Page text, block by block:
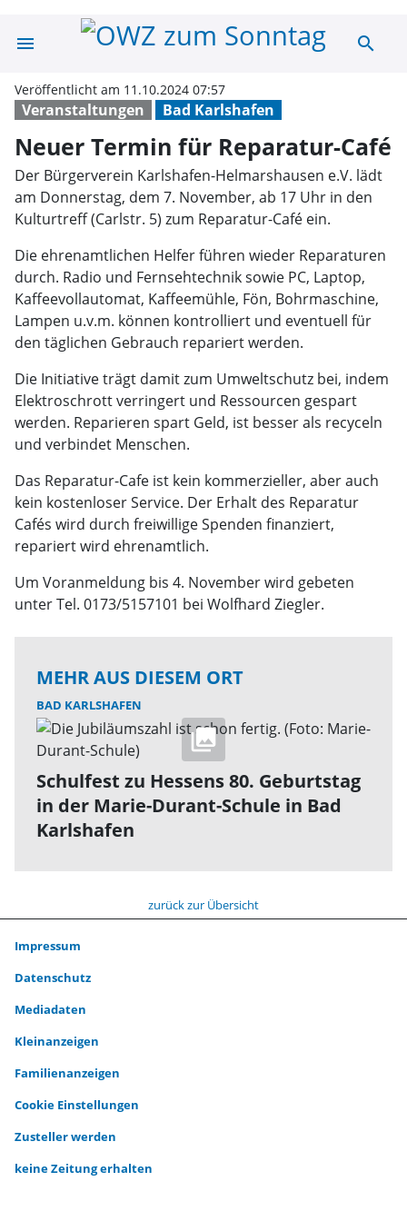
menu Neuer Termin
search
Veranstaltungen Bad Karlshafen
Veröffentlicht am 11.10.2024 07:57
Neuer Termin für Reparatur-Café
Der Bürgerverein Karlshafen-Helmarshausen e.V. lädt
am Donnerstag, dem 7. November, ab 17 Uhr in den
Kulturtreff (Carlstr. 5) zum Reparatur-Café ein.
Die ehrenamtlichen Helfer führen wieder Reparaturen
durch. Radio und Fernsehtechnik sowie PC, Laptop,
Kaffeevollautomat, Kaffeemühle, Fön, Bohrmaschine,
Lampen u.v.m. können kontrolliert und eventuell für
den täglichen Gebrauch repariert werden.
Die Initiative trägt damit zum Umweltschutz bei, indem
Elektroschrott verringert und Ressourcen gespart
werden. Reparieren spart Geld, ist besser als recyceln
und verbindet Menschen.
Das Reparatur-Cafe ist kein kommerzieller, aber auch
kein kostenloser Service. Der Erhalt des Reparatur
Cafés wird durch freiwillige Spenden finanziert,
repariert wird ehrenamtlich.
Um Voranmeldung bis 4. November wird gebeten
unter Tel. 0173/5157101 bei Wolfhard Ziegler.
MEHR AUS DIESEM ORT
BAD KARLSHAFEN
Schulfest zu Hessens 80. Geburtstag
in der Marie-Durant-Schule in Bad
Karlshafen
zurück zur Übersicht
Impressum
Datenschutz
Mediadaten
Kleinanzeigen
Familienanzeigen
Cookie Einstellungen
Zusteller werden
keine Zeitung erhalten